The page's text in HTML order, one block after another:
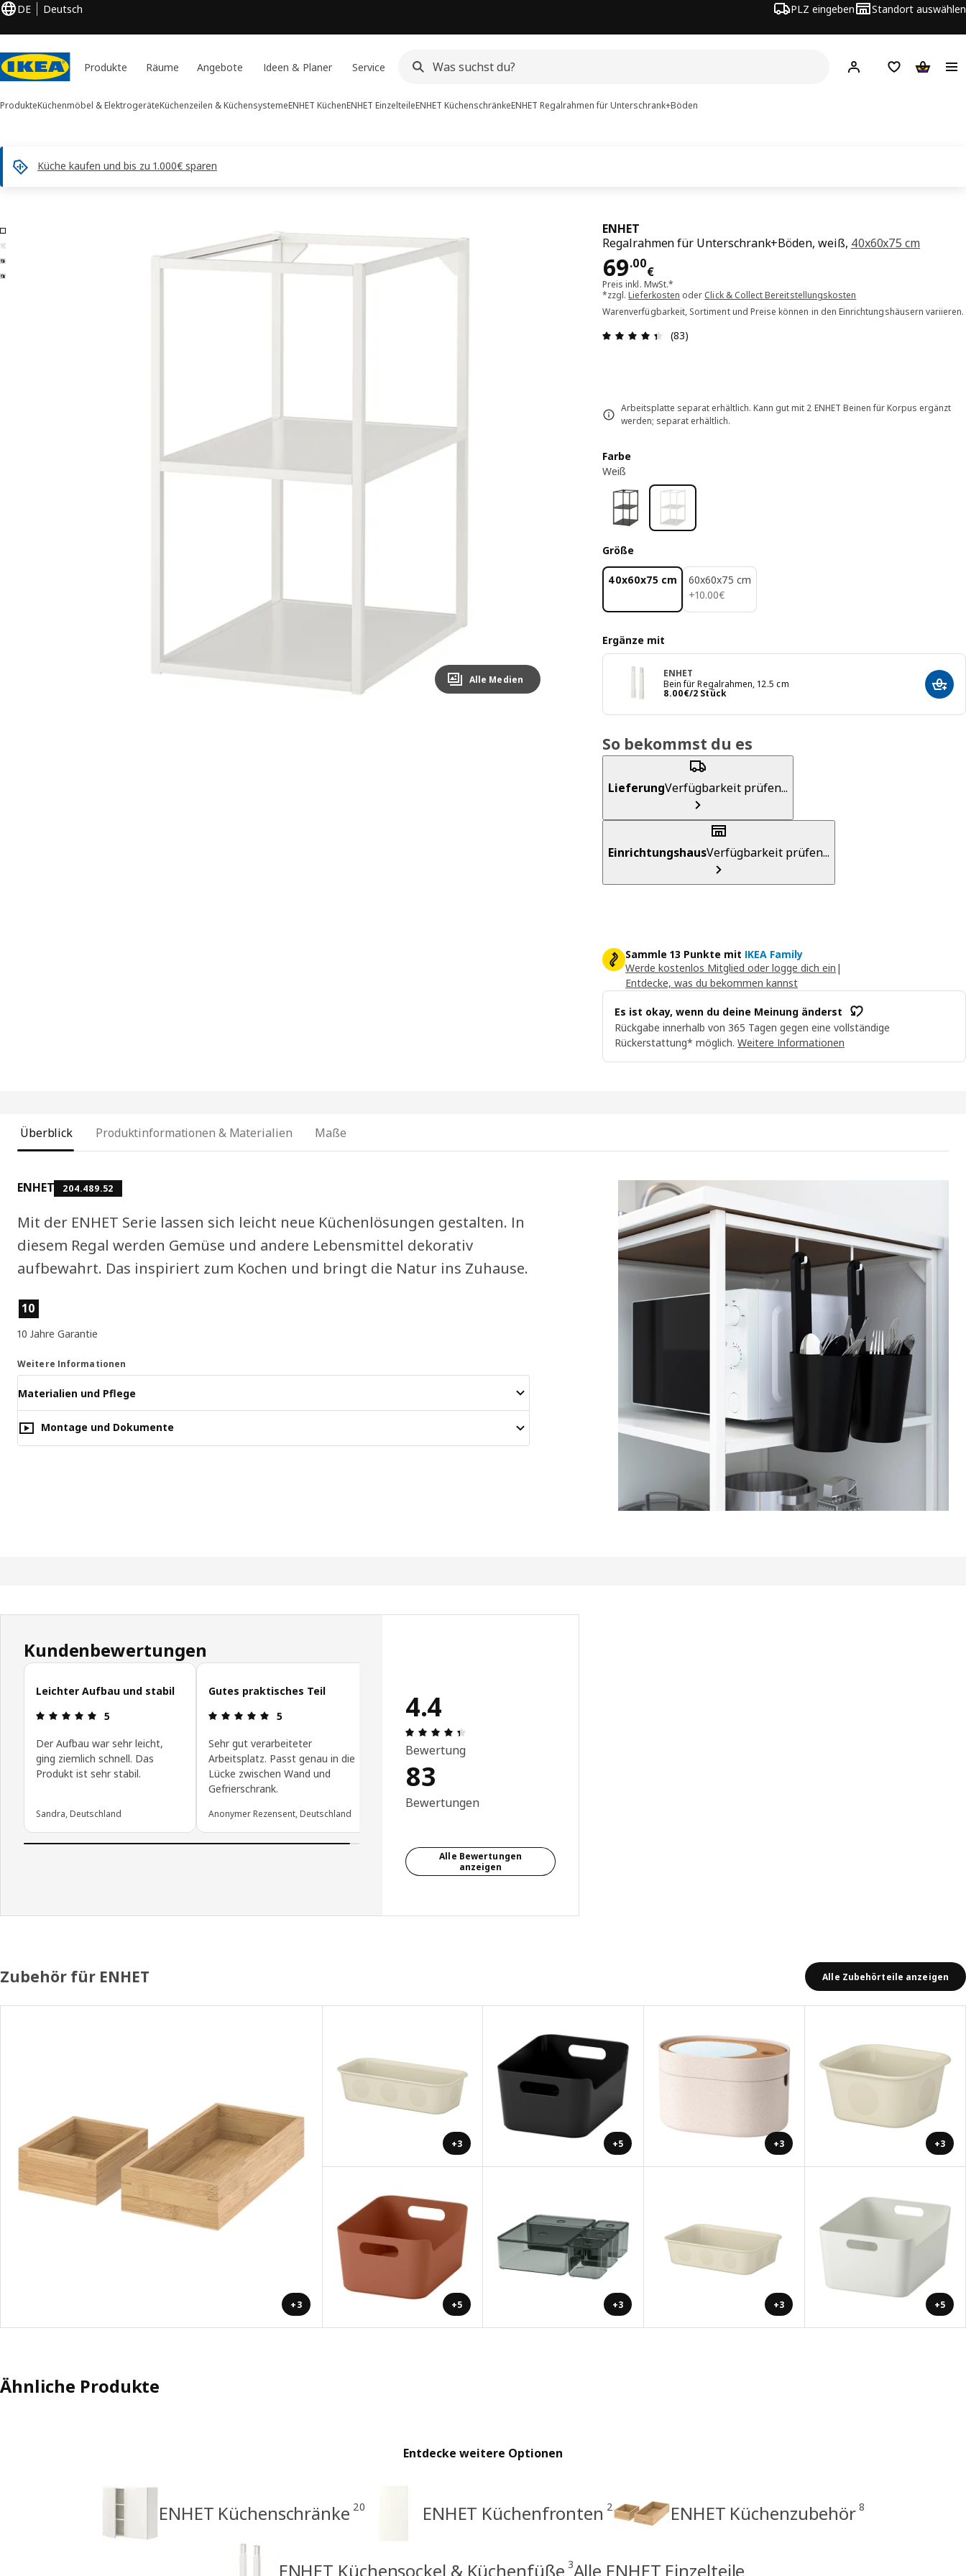
DE Deutsch PLZ eingeben Standort auswählen
Produkte Räume Angebote Ideen & Planer Service Hej! Hier einloggen
Merkzettel
ProdukteKüchenmöbel & ElektrogeräteKüchenzeilen & KüchensystemeENHET KüchenENHET EinzelteileENHET KüchenschränkeENHET Regalrahmen für Unterschrank+Böden
Küche kaufen und bis zu 1.000€ sparen
4 ENHET -Bilder
Image zoomed out, normal view
Alle Medien
ENHET
Regalrahmen für Unterschrank+Böden, weiß, 40x60x75 cm
69.00
€
Preis 69.00€
Preis inkl. MwSt.*
*zzgl.Lieferkosten oder Click & Collect Bereitstellungskosten
Warenverfügbarkeit, Sortiment und Preise können in den Einrichtungshäusern variieren.
Bewertung: 4.4 von 5 Sterne Alle Bewertungen: 83
(83)
Arbeitsplatte separat erhältlich. Kann gut mit 2 ENHET Beinen für Korpus ergänzt
werden; separat erhältlich.
Farbe
Weiß
Größe
40x60x75 cm
60x60x75 cm
+10.00€
10.00€
Ergänze mit
ENHET
Bein für Regalrahmen, 12.5 cm
8.00€/2 Stück
Preis 8.00€/2 Stück In
So bekommst du es
LieferungVerfügbarkeit prüfen...
EinrichtungshausVerfügbarkeit prüfen...
Sammle 13 Punkte mit IKEA Family
Werde kostenlos Mitglied oder logge dich ein |
Entdecke, was du bekommen kannst
Es ist okay, wenn du deine Meinung änderst
Rückgabe innerhalb von 365 Tagen gegen eine vollständige
Rückerstattung* möglich. Weitere Informationen
Überblick Produktinformationen & Materialien Maße
ENHET 204.489.52
Mit der ENHET Serie lassen sich leicht neue Küchenlösungen gestalten. In
diesem Regal werden Gemüse und andere Lebensmittel dekorativ
aufbewahrt. Das inspiriert zum Kochen und bringt die Natur ins Zuhause.
Produktmerkmale
10
10 Jahre Garantie
Weitere Informationen
Materialien und Pflege
Montage und Dokumente
Kundenbewertungen
Kundenbewertungen überspringen
Leichter Aufbau und stabil
Bewertung: 5 von 5 Sterne
5
Der Aufbau war sehr leicht,
ging ziemlich schnell. Das
Produkt ist sehr stabil.
Sandra, Deutschland
Gutes praktisches Teil
Bewertung: 5 von 5 Sterne
5
Sehr gut verarbeiteter
Arbeitsplatz. Passt genau in die
Lücke zwischen Wand und
Gefrierschrank.
Anonymer Rezensent, Deutschland
4.4
Bewertung
83
Bewertungen
Alle Bewertungen
anzeigen
Zubehör für ENHET Alle Zubehörteile anzeigen
+3
+3 +5 +3 +3
+5 +3 +3 +5
Ähnliche Produkte
Entdecke weitere Optionen
ENHET Küchenschränke 20 ENHET Küchenfronten 2 ENHET Küchenzubehör 8
ENHET Küchensockel & Küchenfüße 3Alle ENHET Einzelteile